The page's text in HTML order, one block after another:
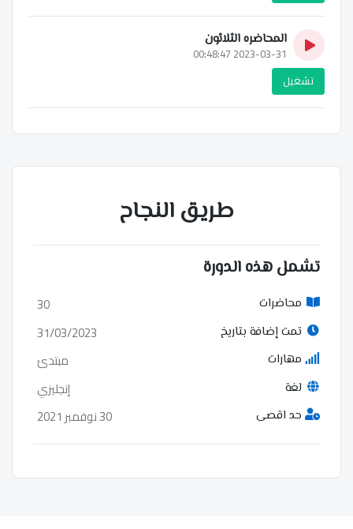
المحاضره الثلاثون
2023-03-31 00:48:47
تشغيل
طريق النجاح
تشمل هذه الدورة
محاضرات 30
تمت إضافة بتاريخ 31/03/2023
مهارات مبتدئ
لغة إنجليزي
حد اقصى 30 نوفمبر 2021